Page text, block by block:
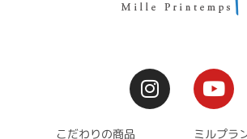
こだわりの商品
ミルプラ